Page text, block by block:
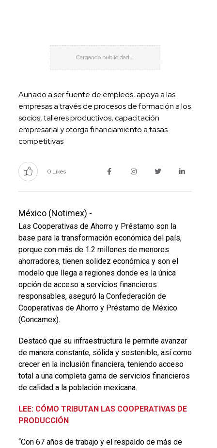
Aunado a ser fuente de empleos, apoya a las
empresas a través de procesos de formación a los
socios, talleres productivos, capacitación
empresarial y otorga financiamiento a tasas
competitivas
0 Likes
México (Notimex) -
Las Cooperativas de Ahorro y Préstamo son la
base para la transformación económica del país,
porque con más de 1.2 millones de menores
ahorradores, tienen solidez económica y son el
modelo que llega a regiones donde es la única
opción de acceso a servicios financieros
responsables, aseguró la Confederación de
Cooperativas de Ahorro y Préstamo de México
(Concamex).
Destacó que su infraestructura le permite avanzar
de manera constante, sólida y sostenible, así como
crecer en la inclusión financiera, teniendo acceso
total a una completa gama de servicios financieros
de calidad a la población mexicana.
LEE: CÓMO TRIBUTAN LAS COOPERATIVAS DE
PRODUCCIÓN
“Con 67 años de trabajo y el respaldo de más de